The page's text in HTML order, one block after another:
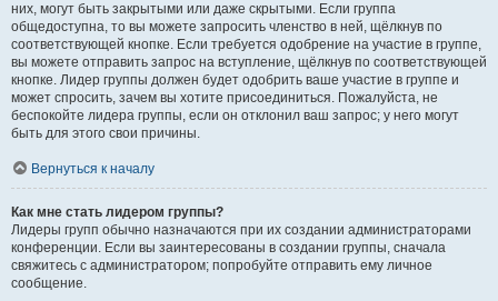
них, могут быть закрытыми или даже скрытыми. Если группа
общедоступна, то вы можете запросить членство в ней, щёлкнув по
соответствующей кнопке. Если требуется одобрение на участие в группе,
вы можете отправить запрос на вступление, щёлкнув по соответствующей
кнопке. Лидер группы должен будет одобрить ваше участие в группе и
может спросить, зачем вы хотите присоединиться. Пожалуйста, не
беспокойте лидера группы, если он отклонил ваш запрос; у него могут
быть для этого свои причины.
Вернуться к началу
Как мне стать лидером группы?
Лидеры групп обычно назначаются при их создании администраторами
конференции. Если вы заинтересованы в создании группы, сначала
свяжитесь с администратором; попробуйте отправить ему личное
сообщение.